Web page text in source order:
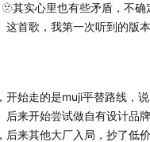
、琳琳、迪卡、小夏（
其实心里也有些矛盾，不确
这首歌，我第一次听到的版
开始走的是muji平替路线，
后来开始尝试做自有设计品
后来其他大厂入局，抄了低